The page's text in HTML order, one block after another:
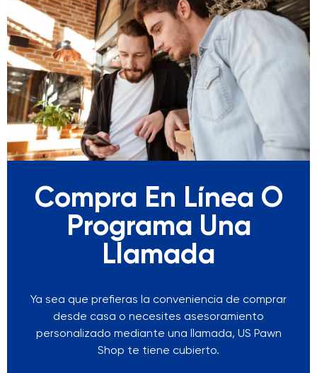
Compra En Línea O
Programa Una
Llamada
Ya sea que prefieras la conveniencia de comprar
desde casa o necesites asesoramiento
personalizado mediante una llamada, US Pawn
Shop te tiene cubierto.